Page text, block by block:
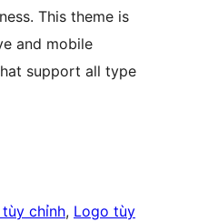
This theme is
and mobile
support all type
chỉnh, Logo tùy